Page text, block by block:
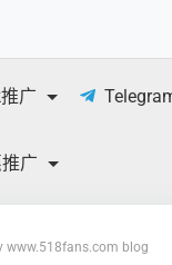
广
广
www.518fans.com blog